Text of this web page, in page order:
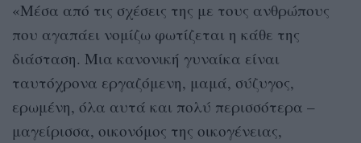
«Μέσα από τις σχέσεις της με τους ανθρώπους
που αγαπάει νομίζω φωτίζεται η κάθε της
διάσταση. Μια κανονική γυναίκα είναι
ταυτόχρονα εργαζόμενη, μαμά, σύζυγος,
ερωμένη, όλα αυτά και πολύ περισσότερα –
μαγείρισσα, οικονόμος της οικογένειας,